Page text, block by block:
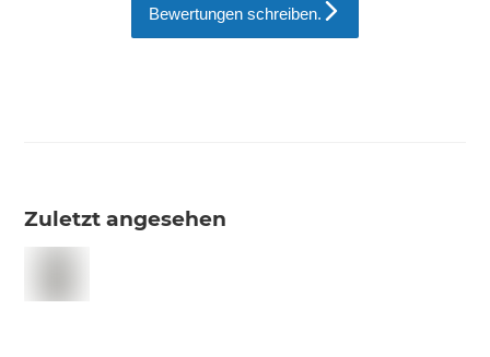
Bewertungen schreiben.
Zuletzt angesehen